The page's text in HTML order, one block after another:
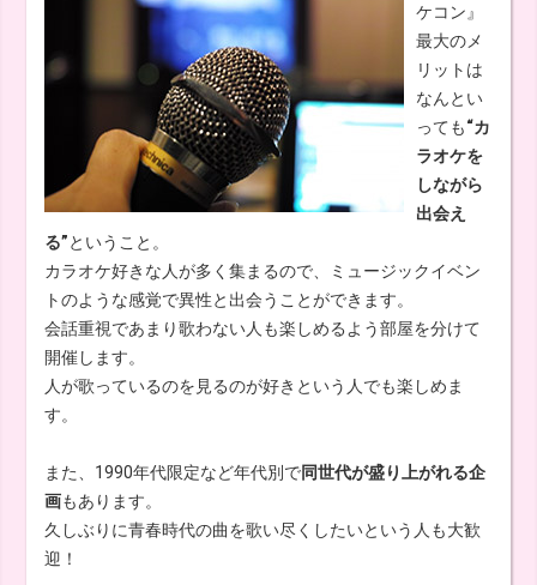
ケコン』
最大のメ
リットは
なんとい
っても“カ
ラオケを
しながら
出会え
る”ということ。
カラオケ好きな人が多く集まるので、ミュージックイベン
トのような感覚で異性と出会うことができます。
会話重視であまり歌わない人も楽しめるよう部屋を分けて
開催します。
人が歌っているのを見るのが好きという人でも楽しめま
す。
また、1990年代限定など年代別で同世代が盛り上がれる企
画もあります。
久しぶりに青春時代の曲を歌い尽くしたいという人も大歓
迎！